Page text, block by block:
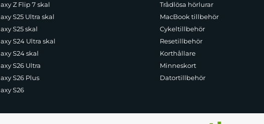
Z Flip 7 skal
S25 Ultra skal
S25 skal
S24 Ultra skal
S24 skal
S26 Ultra
S26 Plus
S26
Trådlösa hörlurar
MacBook tillbehör
Cykeltillbehör
Resetillbehör
Korthållare
Minneskort
Datortillbehör